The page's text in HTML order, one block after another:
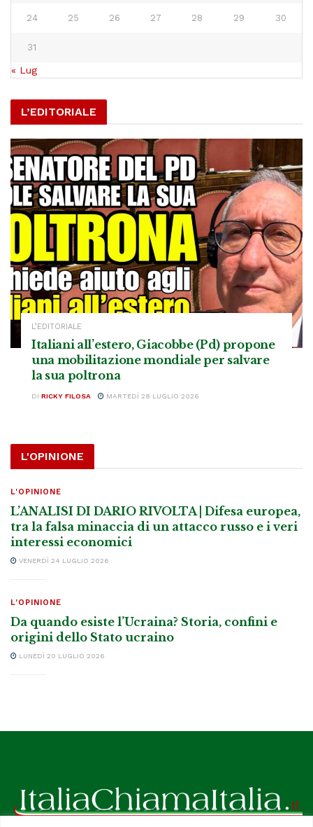
24 25 26 27 28 29 30
31
« Lug
L’EDITORIALE
L’EDITORIALE
Italiani all’estero, Giacobbe (Pd) propone
una mobilitazione mondiale per salvare
la sua poltrona
DI RICKY FILOSA MARTEDÌ 28 LUGLIO 2026
L'OPINIONE
L'OPINIONE
L’ANALISI DI DARIO RIVOLTA | Difesa europea,
tra la falsa minaccia di un attacco russo e i veri
interessi economici
VENERDÌ 24 LUGLIO 2026
L'OPINIONE
Da quando esiste l’Ucraina? Storia, confini e
origini dello Stato ucraino
LUNEDÌ 20 LUGLIO 2026